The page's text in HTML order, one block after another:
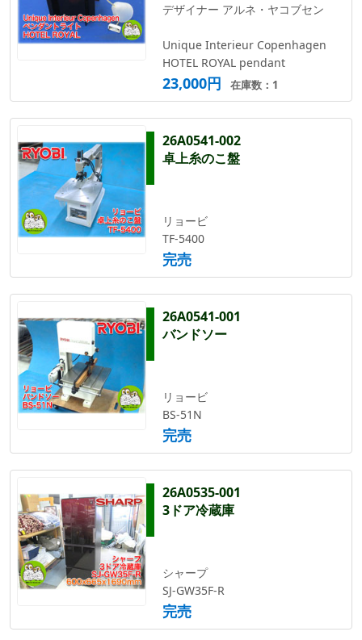
デザイナー アルネ・ヤコブセン
Unique Interieur Copenhagen
HOTEL ROYAL pendant
23,000円 在庫数：1
26A0541-002
卓上糸のこ盤
リョービ
TF-5400
完売
26A0541-001
バンドソー
リョービ
BS-51N
完売
26A0535-001
3ドア冷蔵庫
シャープ
SJ-GW35F-R
完売